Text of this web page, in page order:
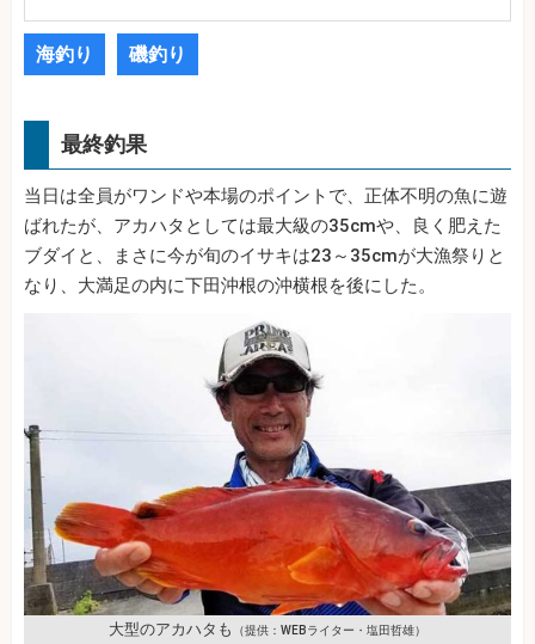
海釣り 磯釣り
最終釣果
当日は全員がワンドや本場のポイントで、正体不明の魚に遊
ばれたが、アカハタとしては最大級の35cmや、良く肥えた
ブダイと、まさに今が旬のイサキは23～35cmが大漁祭りと
なり、大満足の内に下田沖根の沖横根を後にした。
大型のアカハタも （提供：WEBライター・塩田哲雄）